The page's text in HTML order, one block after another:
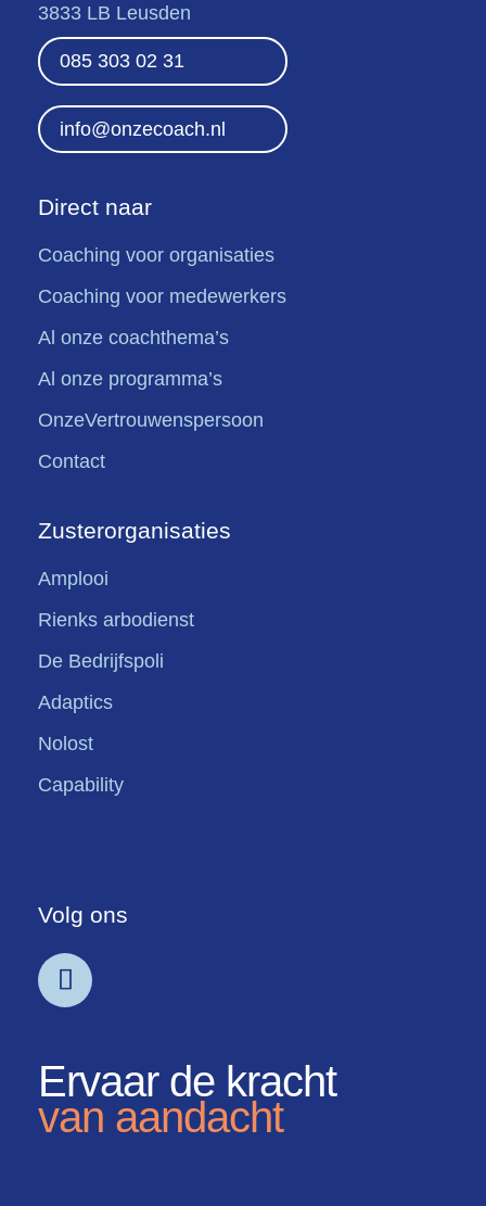
3833 LB Leusden
085 303 02 31
info@onzecoach.nl
Direct naar
Coaching voor organisaties
Coaching voor medewerkers
Al onze coachthema’s
Al onze programma’s
OnzeVertrouwenspersoon
Contact
Zusterorganisaties
Amplooi
Rienks arbodienst
De Bedrijfspoli
Adaptics
Nolost
Capability
Volg ons
Ervaar de kracht
van aandacht